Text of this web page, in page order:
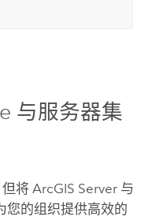
与服务器集
将 ArcGIS Server与
您的组织提供高效的